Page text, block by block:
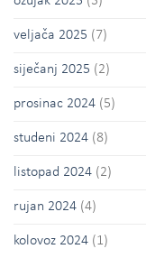
veljača 2025 (7)
siječanj 2025 (2)
prosinac 2024 (5)
studeni 2024 (8)
listopad 2024 (2)
rujan 2024 (4)
kolovoz 2024 (1)